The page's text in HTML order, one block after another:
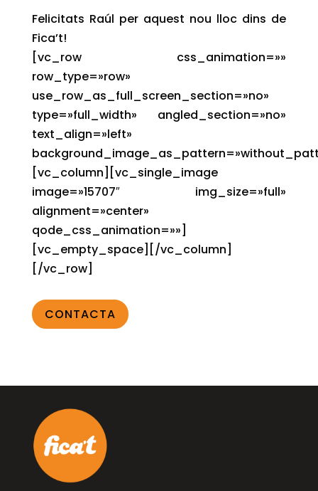
Felicitats Raúl per aquest nou lloc dins de
Fica’t!
[vc_row css_animation=»»
row_type=»row»
use_row_as_full_screen_section=»no»
type=»full_width» angled_section=»no»
text_align=»left»
[vc_column][vc_single_image
image=»15707″ img_size=»full»
alignment=»center»
qode_css_animation=»»]
[vc_empty_space][/vc_column]
[/vc_row]
CONTACTA